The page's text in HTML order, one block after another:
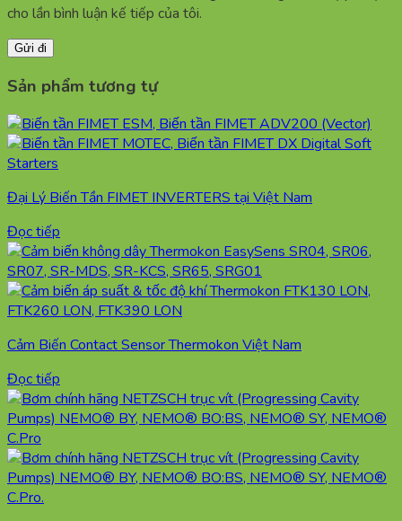
cho lần bình luận kế tiếp của tôi.
Sản phẩm tương tự
Đại Lý Biến Tần FIMET INVERTERS tại Việt Nam
Đọc tiếp
Cảm Biến Contact Sensor Thermokon Việt Nam
Đọc tiếp